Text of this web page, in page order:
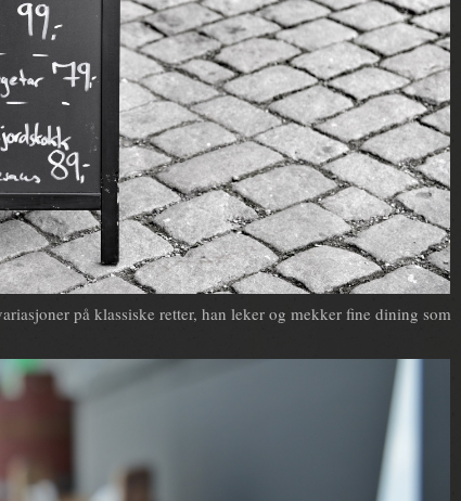
på klassiske retter, han leker og mekker fine dining som